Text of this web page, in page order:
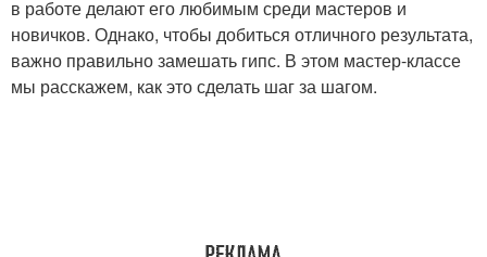
в работе делают его любимым среди мастеров и
новичков. Однако, чтобы добиться отличного результата,
важно правильно замешать гипс. В этом мастер-классе
мы расскажем, как это сделать шаг за шагом.